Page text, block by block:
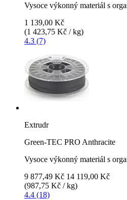
Vysoce výkonný materiál s
1 139,00 Kč
(1 423,75 Kč / kg)
4.3 (7)
Extrudr
Green-TEC PRO Anthracite
Vysoce výkonný materiál s
9 877,49 Kč 14 119,00 Kč
(987,75 Kč / kg)
4.4 (18)